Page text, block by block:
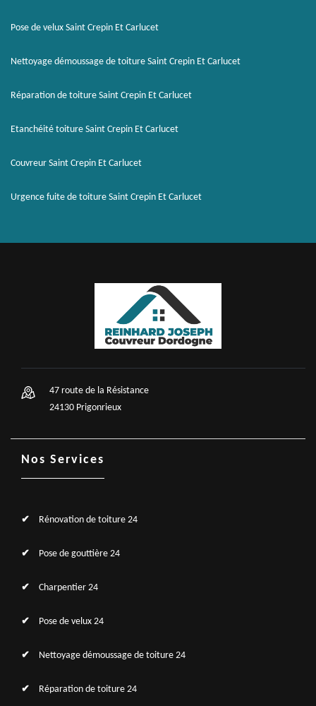
Pose de velux Saint Crepin Et Carlucet
Nettoyage démoussage de toiture Saint Crepin Et Carlucet
Réparation de toiture Saint Crepin Et Carlucet
Etanchéité toiture Saint Crepin Et Carlucet
Couvreur Saint Crepin Et Carlucet
Urgence fuite de toiture Saint Crepin Et Carlucet
47 route de la Résistance
24130 Prigonrieux
Nos Services
Rénovation de toiture 24
Pose de gouttière 24
Charpentier 24
Pose de velux 24
Nettoyage démoussage de toiture 24
Réparation de toiture 24